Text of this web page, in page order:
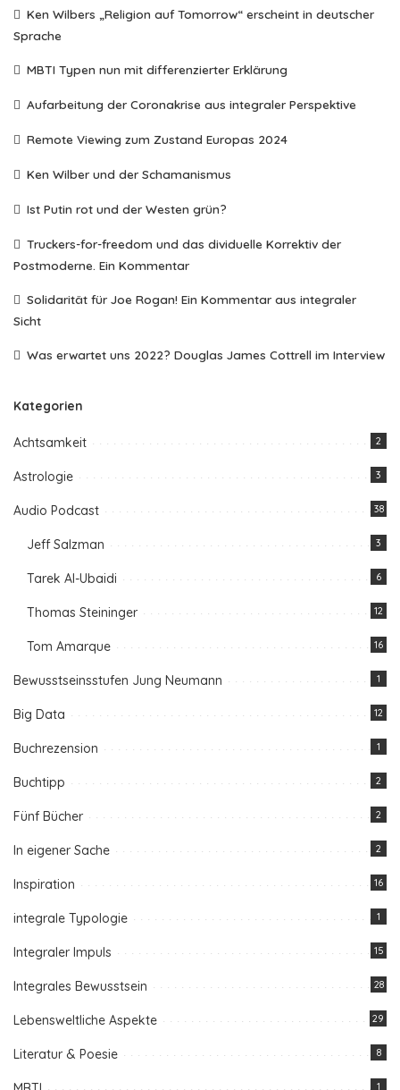
Ken Wilbers „Religion auf Tomorrow“ erscheint in deutscher
Sprache
MBTI Typen nun mit differenzierter Erklärung
Aufarbeitung der Coronakrise aus integraler Perspektive
Remote Viewing zum Zustand Europas 2024
Ken Wilber und der Schamanismus
Ist Putin rot und der Westen grün?
Truckers-for-freedom und das dividuelle Korrektiv der
Postmoderne. Ein Kommentar
Solidarität für Joe Rogan! Ein Kommentar aus integraler
Sicht
Was erwartet uns 2022? Douglas James Cottrell im Interview
Kategorien
Achtsamkeit 2
Astrologie 3
Audio Podcast 38
Jeff Salzman 3
Tarek Al-Ubaidi 6
Thomas Steininger 12
Tom Amarque 16
Bewusstseinsstufen Jung Neumann 1
Big Data 12
Buchrezension 1
Buchtipp 2
Fünf Bücher 2
In eigener Sache 2
Inspiration 16
integrale Typologie 1
Integraler Impuls 15
Integrales Bewusstsein 28
Lebensweltliche Aspekte 29
Literatur & Poesie 8
1